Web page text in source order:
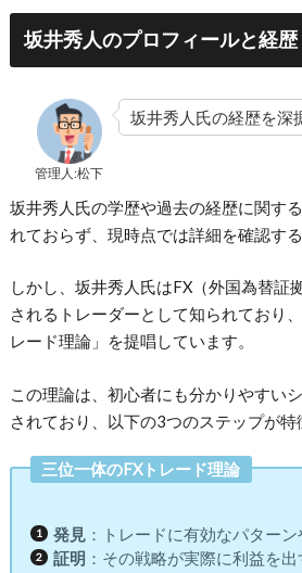
坂井秀人のプロフィールと経歴
管理人:松下
坂井秀人氏の経歴を深
坂井秀人氏の学歴や過去の経歴に関す
れておらず、現時点では詳細を確認す
しかし、坂井秀人氏はFX（外国為替証
されるトレーダーとして知られており
レード理論」を提唱しています。
この理論は、初心者にも分かりやすい
されており、以下の3つのステップが特
三位一体のFXトレード理論
発見：トレードに有効なパターン
証明 ：その戦略が実際に利益を